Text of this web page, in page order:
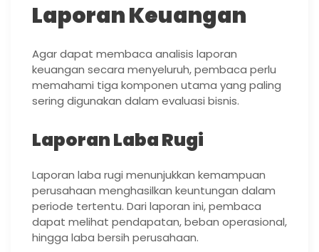
Laporan Keuangan
Agar dapat membaca analisis laporan
keuangan secara menyeluruh, pembaca perlu
memahami tiga komponen utama yang paling
sering digunakan dalam evaluasi bisnis.
Laporan Laba Rugi
Laporan laba rugi menunjukkan kemampuan
perusahaan menghasilkan keuntungan dalam
periode tertentu. Dari laporan ini, pembaca
dapat melihat pendapatan, beban operasional,
hingga laba bersih perusahaan.